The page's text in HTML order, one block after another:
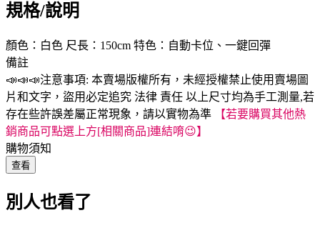
規格/說明
顏色：白色 尺長：150cm 特色：自動卡位、一鍵回彈
備註
📣📣📣注意事項: 本賣場版權所有，未經授權禁止使用賣場圖
片和文字，盜用必定追究 法律 責任 以上尺寸均為手工測量,若
存在些許誤差屬正常現象，請以實物為準
【若要購買其他熱
銷商品可點選上方[相關商品]連結唷😉】
購物須知
查看
別人也看了